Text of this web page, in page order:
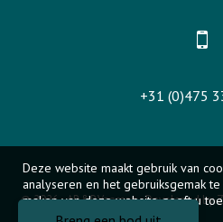
+31 (0)475
© 2026 - AB&P Vaassen -Developed by
Deze website maakt gebruik van
analyseren en het gebruiksgemak
maken van deze website geeft u
van cookies.